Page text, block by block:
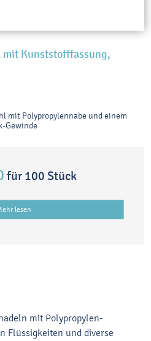
mit Kunststofffassung,
mit Polypropylennabe und einem
Gewinde
für 100 Stück
lesen
mit Polypropylen-
Flüssigkeiten und diverse